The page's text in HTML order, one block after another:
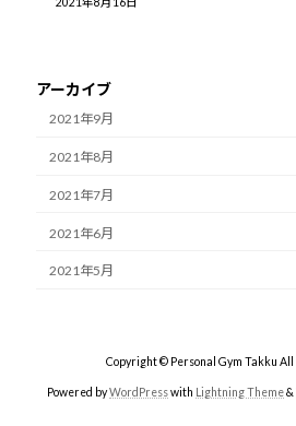
アーカイブ
2021年9月
2021年8月
2021年7月
2021年6月
2021年5月
Copyright © Personal Gym Takku All
Powered byWordPresswith Lightning Theme&